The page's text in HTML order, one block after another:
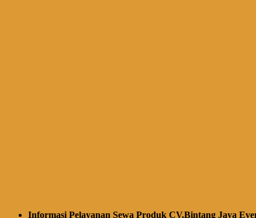
Informasi Pelayanan Sewa Produk CV.Bintang Jaya